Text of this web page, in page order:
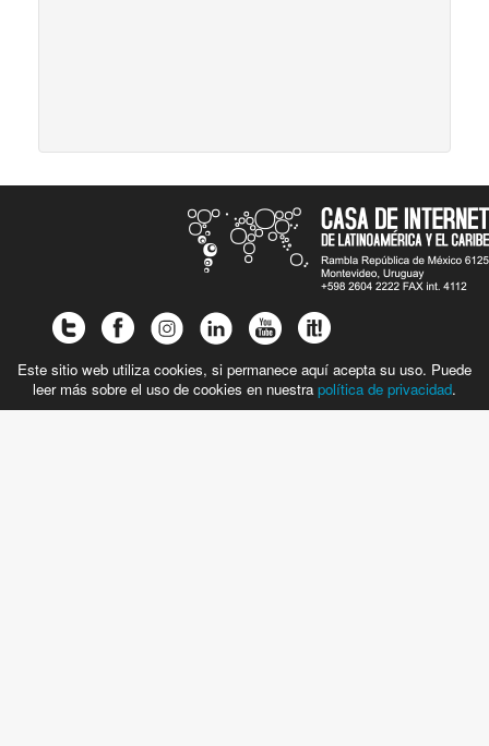
Este sitio web utiliza cookies, si permanece aquí acepta su uso. Puede
leer más sobre el uso de cookies en nuestra política de privacidad.